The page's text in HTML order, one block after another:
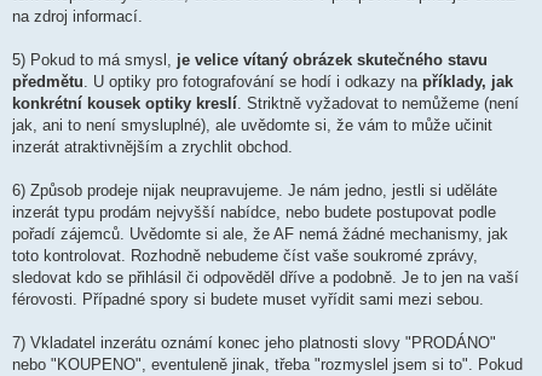
na zdroj informací.
5) Pokud to má smysl, je velice vítaný obrázek skutečného stavu
předmětu. U optiky pro fotografování se hodí i odkazy na příklady, jak
konkrétní kousek optiky kreslí. Striktně vyžadovat to nemůžeme (není
jak, ani to není smysluplné), ale uvědomte si, že vám to může učinit
inzerát atraktivnějším a zrychlit obchod.
6) Způsob prodeje nijak neupravujeme. Je nám jedno, jestli si uděláte
inzerát typu prodám nejvyšší nabídce, nebo budete postupovat podle
pořadí zájemců. Uvědomte si ale, že AF nemá žádné mechanismy, jak
toto kontrolovat. Rozhodně nebudeme číst vaše soukromé zprávy,
sledovat kdo se přihlásil či odpověděl dříve a podobně. Je to jen na vaší
férovosti. Případné spory si budete muset vyřídit sami mezi sebou.
7) Vkladatel inzerátu oznámí konec jeho platnosti slovy "PRODÁNO"
nebo "KOUPENO", eventuleně jinak, třeba "rozmyslel jsem si to". Pokud